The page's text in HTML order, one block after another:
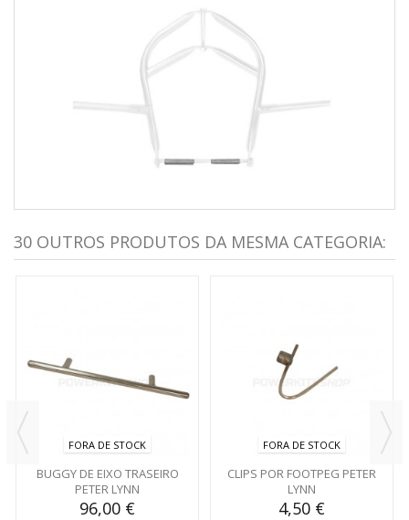
30 OUTROS PRODUTOS DA MESMA CATEGORIA:
FORA DE STOCK
BUGGY DE EIXO TRASEIRO
PETER LYNN
96,00 €
FORA DE STOCK
CLIPS POR FOOTPEG PETER
LYNN
4,50 €